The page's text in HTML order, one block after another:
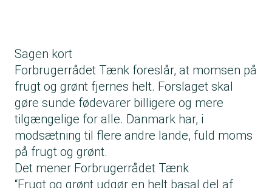
Sagen kort
Forbrugerrådet Tænk foreslår, at momsen på
frugt og grønt fjernes helt. Forslaget skal
gøre sunde fødevarer billigere og mere
tilgængelige for alle. Danmark har, i
modsætning til flere andre lande, fuld moms
på frugt og grønt.
Det mener Forbrugerrådet Tænk
“Frugt og grønt udgør en helt basal del af